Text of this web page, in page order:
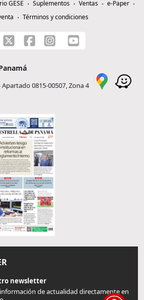
GESE Suplementos Ventas
e-Paper
Términos y condiciones
0815-00507, Zona 4
newsletter
de actualidad directamente en